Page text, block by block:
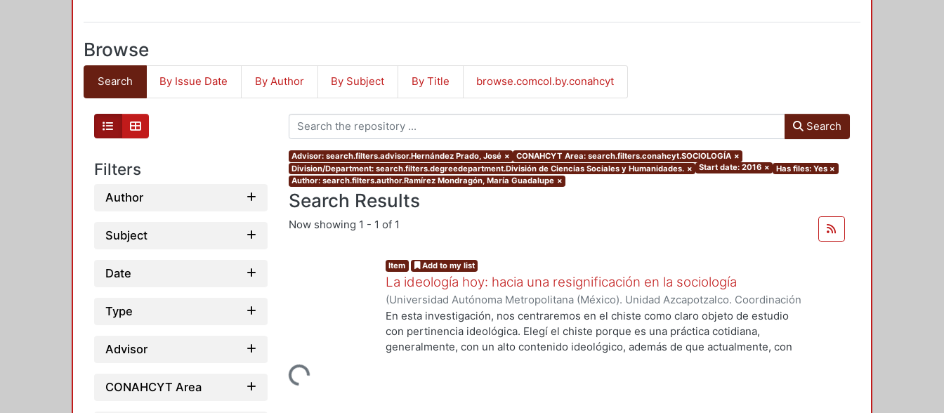
Browse
Search By Issue Date By Author By Subject By Title browse.comcol.by.conahcyt
Filters
Author
Subject
Date
Type
Advisor
CONAHCYT Area
Search
Advisor: search.filters.advisor.Hernández Prado, José × CONAHCYT Area: search.filters.conahcyt.SOCIOLOGÍA ×
Division/Department: search.filters.degreedepartment.División de Ciencias Sociales y Humanidades. × Start date: 2016 × Has files: Yes ×
Author: search.filters.author.Ramírez Mondragón, María Guadalupe ×
Search Results
Now showing 1 - 1 of 1
Loading...
Item Add to my list
La ideología hoy: hacia una resignificación en la sociología
(Universidad Autónoma Metropolitana (México). Unidad Azcapotzalco. Coordinación
de Servicios de Información.,2016-12)Ramírez Mondragón, María Guadalupe
En esta investigación, nos centraremos en el chiste como claro objeto de estudio
con pertinencia ideológica. Elegí el chiste porque es una práctica cotidiana,
generalmente, con un alto contenido ideológico, además de que actualmente, con